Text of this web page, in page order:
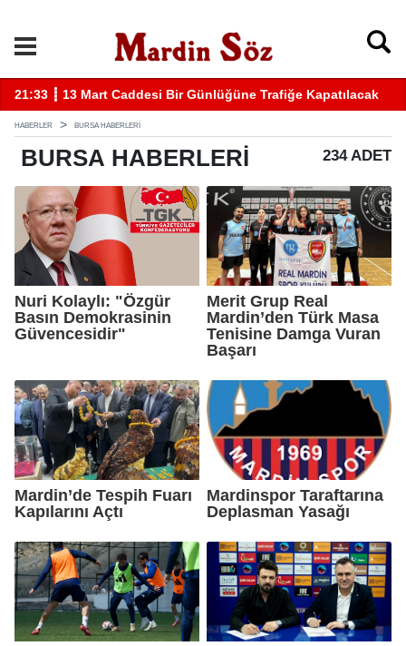
11:57 ┋ Midyat’ta bıçaklı kavga can aldı
HABERLER BURSA HABERLERI
BURSA HABERLERI 234 ADET
Nuri Kolaylı: "Özgür
Basın Demokrasinin
Güvencesidir"
Merit Grup Real
Mardin’den Türk Masa
Tenisine Damga Vuran
Başarı
Mardin’de Tespih Fuarı
Kapılarını Açtı
Mardinspor Taraftarına
Deplasman Yasağı